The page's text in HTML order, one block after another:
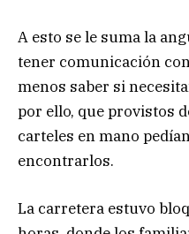
A esto se le suma la
tener comunicación
menos saber si
por ello, que provistos
carteles en mano
encontrarlos.
La carretera estuvo